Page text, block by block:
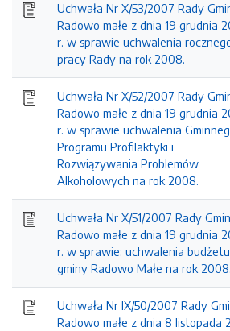
Uchwała Nr X/53/2007 Rady
Radowo małe z dnia 19 grudnia
r. w sprawie uchwalenia
pracy Rady na rok 2008.
Uchwała Nr X/52/2007 Rady
Radowo małe z dnia 19 grudnia
r. w sprawie uchwalenia
Programu Profilaktyki i
Rozwiązywania Problemów
Alkoholowych na rok 2008.
Uchwała Nr X/51/2007 Rady
Radowo małe z dnia 19 grudnia
r. w sprawie: uchwalenia budżetu
gminy Radowo Małe na rok 2008.
Uchwała Nr IX/50/2007 Rady
Radowo małe z dnia 8 listopada